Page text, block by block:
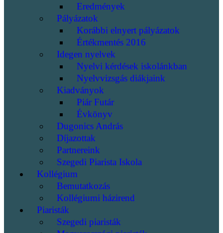
Eredmények
Pályázatok
Korábbi elnyert pályázatok
Értékmentés 2016
Idegen nyelvek
Nyelvi kérdések iskolánkban
Nyelvvizsgás diákjaink
Kiadványok
Piár Futár
Évkönyv
Dugonics András
Díjazottak
Partnereink
Szegedi Piarista Iskola
Kollégium
Bemutatkozás
Kollégiumi házirend
Piaristák
Szegedi piaristák